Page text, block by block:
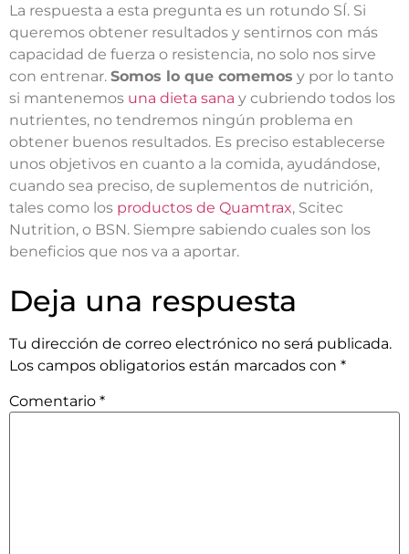
La respuesta a esta pregunta es un rotundo SÍ. Si
queremos obtener resultados y sentirnos con más
capacidad de fuerza o resistencia, no solo nos sirve
con entrenar. Somos lo que comemos y por lo tanto
si mantenemos una dieta sana y cubriendo todos los
nutrientes, no tendremos ningún problema en
obtener buenos resultados. Es preciso establecerse
unos objetivos en cuanto a la comida, ayudándose,
cuando sea preciso, de suplementos de nutrición,
tales como los productos de Quamtrax, Scitec
Nutrition, o BSN. Siempre sabiendo cuales son los
beneficios que nos va a aportar.
Deja una respuesta
Tu dirección de correo electrónico no será publicada.
Los campos obligatorios están marcados con *
Comentario *